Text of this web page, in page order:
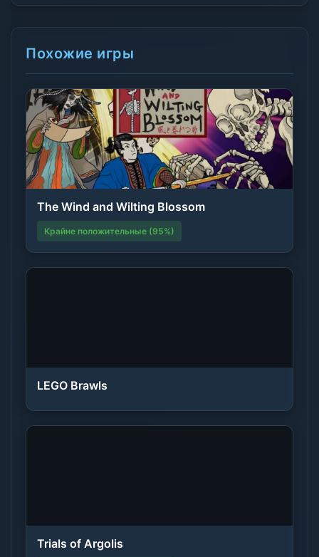
Похожие игры
The Wind and Wilting Blossom
Крайне положительные (95%)
LEGO Brawls
Trials of Argolis